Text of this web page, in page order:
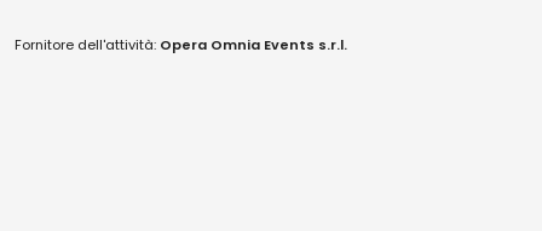
Fornitore dell'attività: Opera Omnia Events s.r.l.